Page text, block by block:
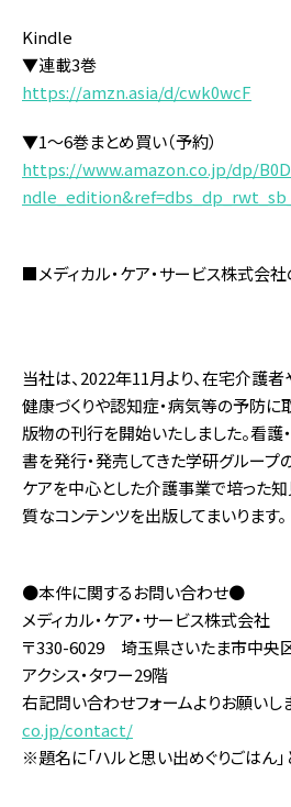
Kindle
▼連載3巻
https://amzn.asia/d/cwk0wcF
▼1～6巻まとめ買い（予約）
https://www.amazon.co.jp/dp/
■メディカル・ケア・サービス株式
当社は、2022年11月より、在宅介護
健康づくりや認知症・病気等の予防
版物の刊行を開始いたしました。看護
書を発行・発売してきた学研グループ
ケアを中心とした介護事業で培った
質なコンテンツを出版してまいります。
●本件に関するお問い合わせ●
メディカル・ケア・サービス株式会社
〒330-6029 埼玉県さいたま市中央
アクシス・タワー29階
右記問い合わせフォームよりお願いし
co.jp/contact/
※題名に「ハルと思い出めぐりごはん